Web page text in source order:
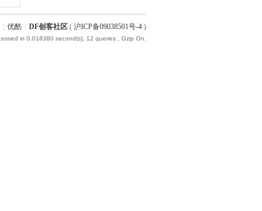
优酷 DF创客社区 ( 沪ICP备09038501号-4 )
in 0.018380 second(s), 12 queries , Gzip On.